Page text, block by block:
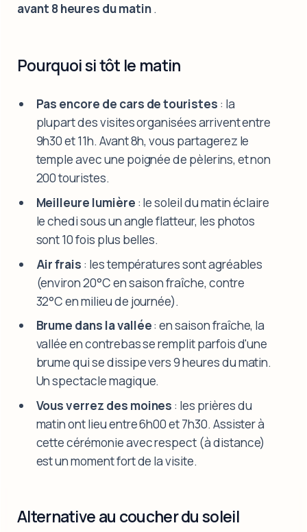
avant 8 heures du matin.
Pourquoi si tôt le matin
Pas encore de cars de touristes : la
plupart des visites organisées arrivent entre
9h30 et 11h. Avant 8h, vous partagerez le
temple avec une poignée de pèlerins, et non
200 touristes.
Meilleure lumière : le soleil du matin éclaire
le chedi sous un angle flatteur, les photos
sont 10 fois plus belles.
Air frais : les températures sont agréables
(environ 20°C en saison fraîche, contre
32°C en milieu de journée).
Brume dans la vallée: en saison fraîche, la
vallée en contrebas se remplit parfois d'une
brume qui se dissipe vers 9 heures du matin.
Un spectacle magique.
Vous verrez des moines : les prières du
matin ont lieu entre 6h00 et 7h30. Assister à
cette cérémonie avec respect (à distance)
est un moment fort de la visite.
Alternative au coucher du soleil